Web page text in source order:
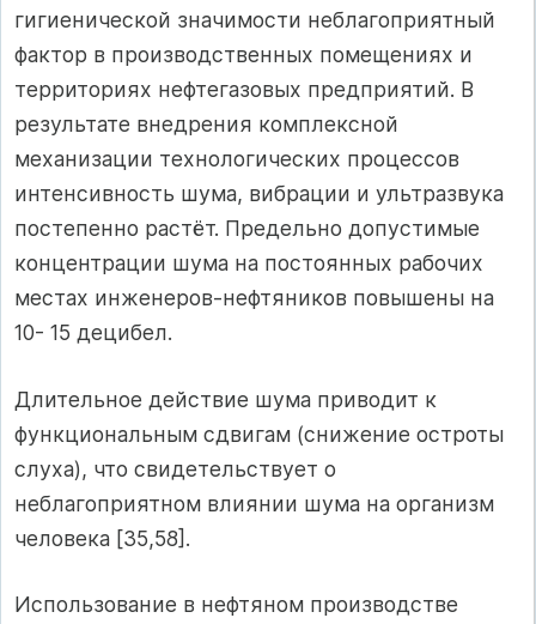
гигиенической значимости неблагоприятный
фактор в производственных помещениях и
территориях нефтегазовых предприятий. В
результате внедрения комплексной
механизации технологических процессов
интенсивность шума, вибрации и ультразвука
постепенно растёт. Предельно допустимые
концентрации шума на постоянных рабочих
местах инженеров-нефтяников повышены на
10- 15 децибел.
Длительное действие шума приводит к
функциональным сдвигам (снижение остроты
слуха), что свидетельствует о
неблагоприятном влиянии шума на организм
человека [35,58].
Использование в нефтяном производстве